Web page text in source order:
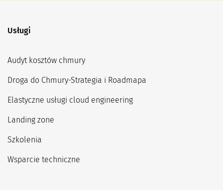
Usługi
Audyt kosztów chmury
Droga do Chmury-Strategia i Roadmapa
Elastyczne usługi cloud engineering
Landing zone
Szkolenia
Wsparcie techniczne